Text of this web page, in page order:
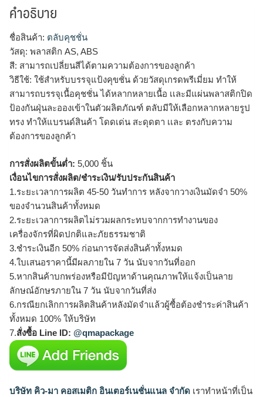
คำอธิบาย
ชื่อสินค้า: ตลับคุชชั่น
วัสดุ: พลาสติก AS, ABS
สี: สามารถเปลี่ยนสีได้ตามความต้องการของลูกค้า
วิธีใช้: ใช้สำหรับบรรจุแป้งคุขชั่น ด้วยวัสดุเกรดพรีเมี่ยม ทำให้
สามารถบรรจุเนื้อคุชชั่น ได้หลากหลายเนื้อ เเละมีแผ่นพลาสติกปิด
ป้องกันฝุ่นละอองเข้าในตัวผลิตภัณฑ์ ตลับมีให้เลือกหลากหลายรูป
ทรง ทำให้แบรนด์สินค้า โดดเด่น สะดุดตา เเละ ตรงกับความ
ต้องการของลูกค้า
การสั่งผลิตขั้นต่ำ: 5,000 ชิ้น
เงื่อนไขการสั่งผลิต/ชำระเงิน/รับประกันสินค้า
1.ระยะเวลาการผลิต 45-50 วันทำการ หลังจากวางเงินมัดจำ 50%
ของจำนวนสินค้าทั้งหมด
2.ระยะเวลาการผลิตไม่รวมผลกระทบจากการทำงานของ
เครื่องจักรที่ผิดปกติและภัยธรรมชาติ
3.ชำระเงินอีก 50% ก่อนการจัดส่งสินค้าทั้งหมด
4.ใบเสนอราคานี้มีผลภายใน 7 วัน นับจากวันที่ออก
5.หากสินค้าบกพร่องหรือมีปัญหาด้านคุณภาพให้แจ้งเป็นลาย
ลักษณ์อักษรภายใน 7 วัน นับจากวันที่ส่ง
6.กรณียกเลิกการผลิตสินค้าหลังมัดจำแล้วผู้ซื้อต้องชำระค่าสินค้า
ทั้งหมด 100% ให้บริษัท
7.สั่งซื้อ Line ID: @qmapackage
บริษัท คิว-มา คอสเมติก อินเตอร์เนชั่นแนล จำกัด เราทำหน้าที่เป็น